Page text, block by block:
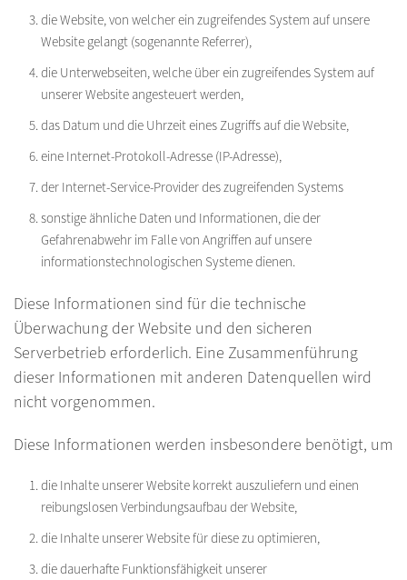
die Website, von welcher ein zugreifendes System auf unsere
Website gelangt (sogenannte Referrer),
die Unterwebseiten, welche über ein zugreifendes System auf
unserer Website angesteuert werden,
das Datum und die Uhrzeit eines Zugriffs auf die Website,
eine Internet-Protokoll-Adresse (IP-Adresse),
der Internet-Service-Provider des zugreifenden Systems
sonstige ähnliche Daten und Informationen, die der
Gefahrenabwehr im Falle von Angriffen auf unsere
informationstechnologischen Systeme dienen.
Diese Informationen sind für die technische
Überwachung der Website und den sicheren
Serverbetrieb erforderlich. Eine Zusammenführung
dieser Informationen mit anderen Datenquellen wird
nicht vorgenommen.
Diese Informationen werden insbesondere benötigt, um
die Inhalte unserer Website korrekt auszuliefern und einen
reibungslosen Verbindungsaufbau der Website,
die Inhalte unserer Website für diese zu optimieren,
die dauerhafte Funktionsfähigkeit unserer